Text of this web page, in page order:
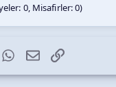
0, Misafirler: 0)
WhatsApp
E-postaLink